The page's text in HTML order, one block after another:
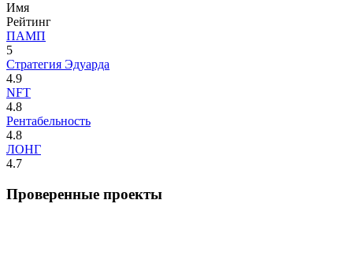
Имя
Рейтинг
ПАМП
5
Стратегия Эдуарда
4.9
NFT
4.8
Рентабельность
4.8
ЛОНГ
4.7
Проверенные проекты